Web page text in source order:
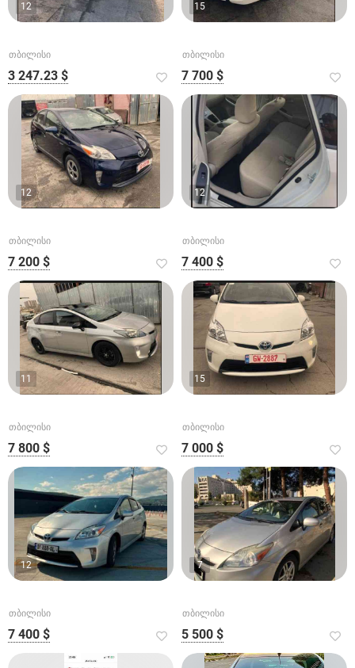
12
თბილისი
3 247.23 $
15
თბილისი
7 700 $
12
თბილისი
7 200 $
12
თბილისი
7 400 $
11
თბილისი
7 800 $
15
თბილისი
7 000 $
12
თბილისი
7 400 $
7
თბილისი
5 500 $